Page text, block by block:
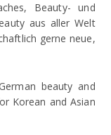
Beauty- und
aus aller Welt
gerne neue,
beauty and
Korean and Asian